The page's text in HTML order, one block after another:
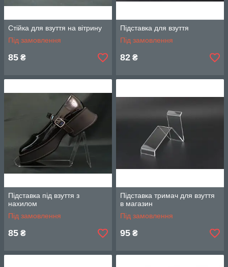
Стійка для взуття на вітрину
Під замовлення
85 ₴
Підставка для взуття
Під замовлення
82 ₴
Підставка під взуття з
нахилом
Під замовлення
85 ₴
Підставка тримач для взуття
в магазин
Під замовлення
95 ₴